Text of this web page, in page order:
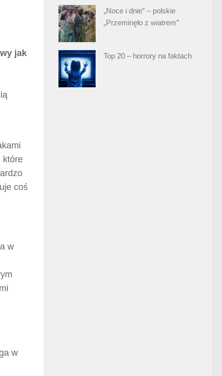
jak
które
coś
w
w
„Noce i dnie” – polskie
„Przeminęło z wiatrem”
Top 20 – horrory na faktach